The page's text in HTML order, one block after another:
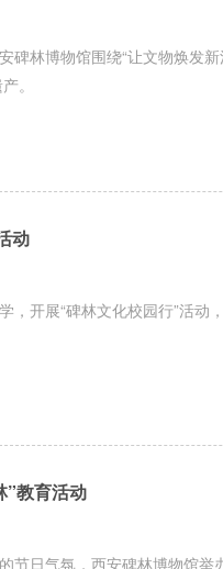
碑林博物馆围绕“让文物焕
。
动
开展“碑林文化校园行”活动
”教育活动
节日气氛，西安碑林博物馆